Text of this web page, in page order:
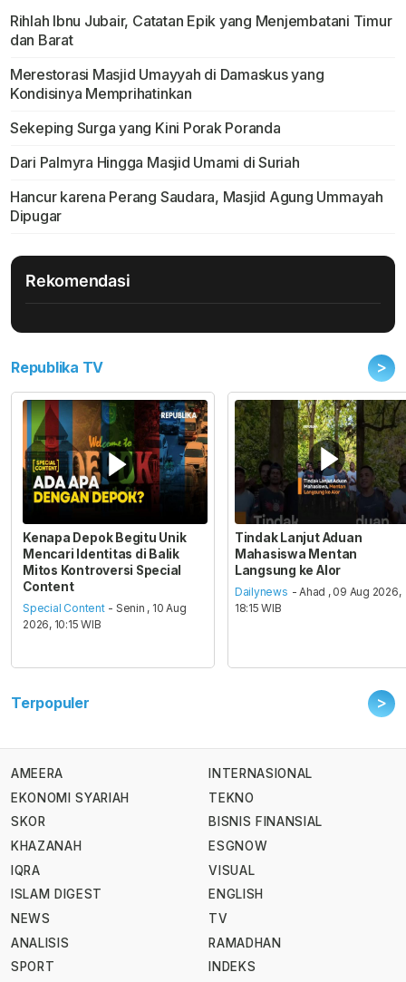
Rihlah Ibnu Jubair, Catatan Epik yang Menjembatani Timur
dan Barat
Merestorasi Masjid Umayyah di Damaskus yang
Kondisinya Memprihatinkan
Sekeping Surga yang Kini Porak Poranda
Dari Palmyra Hingga Masjid Umami di Suriah
Hancur karena Perang Saudara, Masjid Agung Ummayah
Dipugar
Rekomendasi
Republika TV >
Kenapa Depok Begitu Unik
Mencari Identitas di Balik
Mitos Kontroversi Special
Content
Special Content - Senin , 10 Aug
2026, 10:15 WIB
Tindak Lanjut Aduan
Mahasiswa Mentan
Langsung ke Alor
Dailynews - Ahad , 09 Aug 2026,
18:15 WIB
Terpopuler >
AMEERA
EKONOMI SYARIAH
SKOR
KHAZANAH
IQRA
ISLAM DIGEST
NEWS
ANALISIS
SPORT
INTERNASIONAL
TEKNO
BISNIS FINANSIAL
ESGNOW
VISUAL
ENGLISH
TV
RAMADHAN
INDEKS